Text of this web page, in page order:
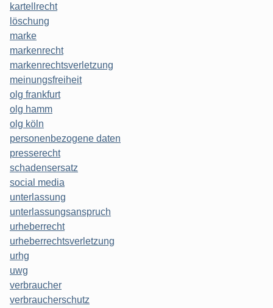
kartellrecht
löschung
marke
markenrecht
markenrechtsverletzung
meinungsfreiheit
olg frankfurt
olg hamm
olg köln
personenbezogene daten
presserecht
schadensersatz
social media
unterlassung
unterlassungsanspruch
urheberrecht
urheberrechtsverletzung
urhg
uwg
verbraucher
verbraucherschutz